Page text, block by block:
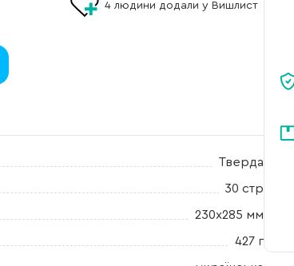
4 людини додали у Вишлист
Тверда
30 стр
230х285 мм
427 г